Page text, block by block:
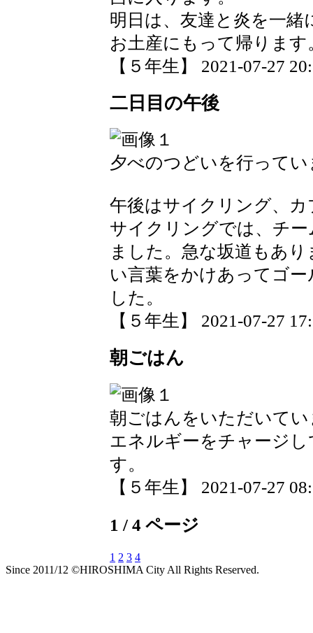
明日は、友達と炎を一
お土産にもって帰ります
【５年生】 2021-07-27
二日目の午後
夕べのつどいを行ってい
午後はサイクリング、
サイクリングでは、チ
ました。急な坂道もあ
い言葉をかけあってゴ
した。
【５年生】 2021-07-27
朝ごはん
朝ごはんをいただいてい
エネルギーをチャージ
す。
【５年生】 2021-07-27
1 / 4 ページ
1 2 3 4
Since 2011/12 ©HIROSHIMA City All Rights Reserved.